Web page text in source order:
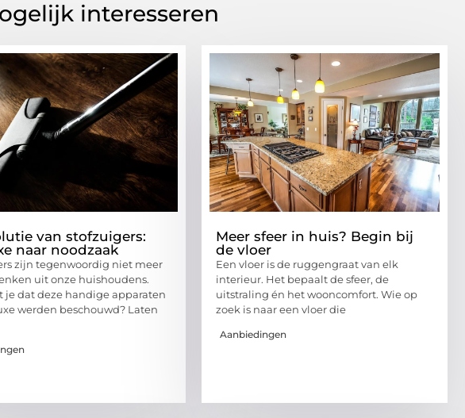
interesseren
van stofzuigers:
naar noodzaak
zijn tegenwoordig niet meer
uit onze huishoudens.
je dat deze handige apparaten
werden beschouwd? Laten
Meer sfeer in huis? Begin bij
de vloer
Een vloer is de ruggengraat van elk
interieur. Het bepaalt de sfeer, de
uitstraling én het wooncomfort. Wie op
zoek is naar een vloer die
Aanbiedingen